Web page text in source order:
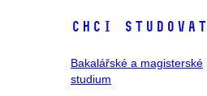
Chci studovat
Bakalářské a magisterské
studium